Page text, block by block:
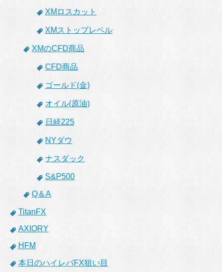
XMロスカット
XMストップレベル
XMのCFD商品
CFD商品
ゴールド(金)
オイル(原油)
日経225
NYダウ
ナスダック
S&P500
Q＆A
TitanFX
AXIORY
HFM
本日のハイレバFX狙い目